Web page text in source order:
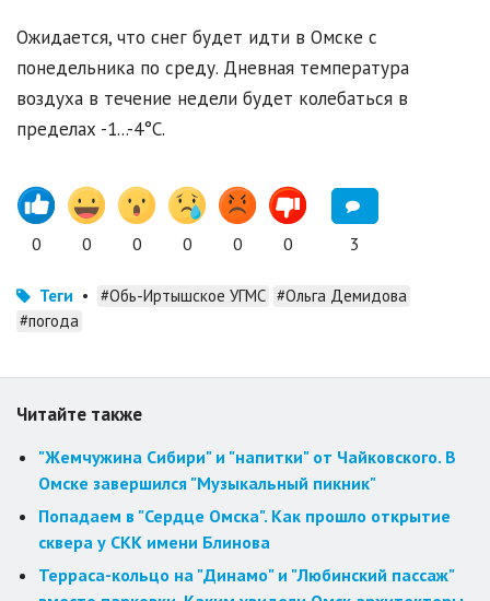
Ожидается, что снег будет идти в Омске с
понедельника по среду. Дневная температура
воздуха в течение недели будет колебаться в
пределах -1...-4°C.
0 0 0 0 0 0 3
Теги • #Обь-Иртышское УГМС #Ольга Демидова
#погода
Читайте также
"Жемчужина Сибири" и "напитки" от Чайковского. В
Омске завершился "Музыкальный пикник"
Попадаем в "Сердце Омска". Как прошло открытие
сквера у СКК имени Блинова
Терраса-кольцо на "Динамо" и "Любинский пассаж"